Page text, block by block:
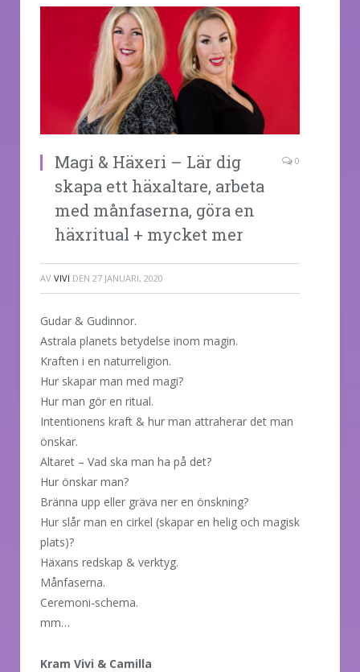
Magi & Häxeri – Lär dig
skapa ett häxaltare, arbeta
med månfaserna, göra en
häxritual + mycket mer
0
AV VIVI DEN 27 JANUARI, 2020
Gudar & Gudinnor.
Astrala planets betydelse inom magin.
Kraften i en naturreligion.
Hur skapar man med magi?
Hur man gör en ritual.
Intentionens kraft & hur man attraherar det man
önskar.
Altaret – Vad ska man ha på det?
Hur önskar man?
Bränna upp eller gräva ner en önskning?
Hur slår man en cirkel (skapar en helig och magisk
plats)?
Häxans redskap & verktyg.
Månfaserna.
Ceremoni-schema.
mm…
Kram Vivi & Camilla